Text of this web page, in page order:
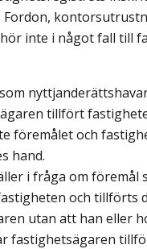
Fordon,
inte i något fall till
tillfört
föremålet och
hand.
i fråga om föremål
och tillförts
utan att han eller
fastighetsägaren